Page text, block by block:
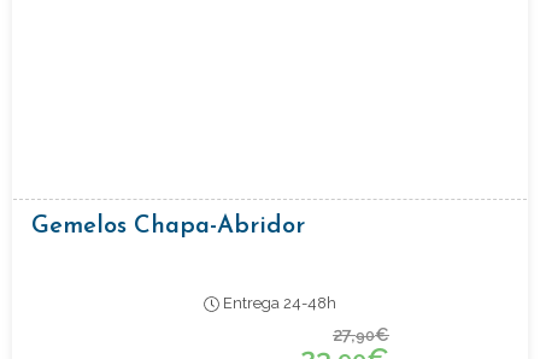
Gemelos Chapa-Abridor
Entrega 24-48h
27,90€